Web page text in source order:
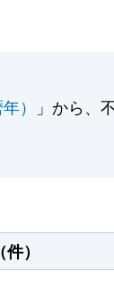
）
」から、
）